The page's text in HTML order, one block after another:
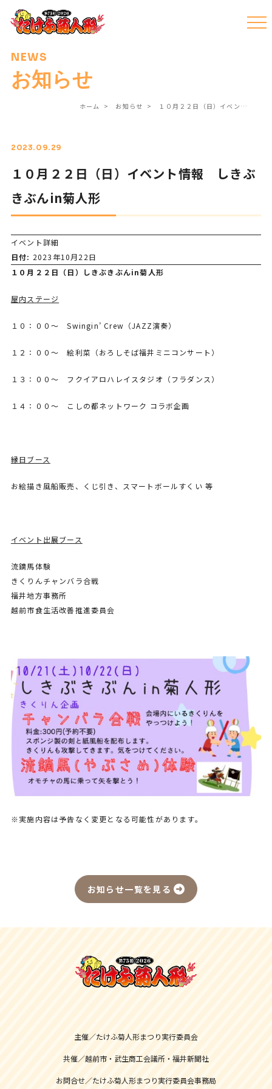
NEWS
お知らせ
ホーム お知らせ １０月２２日（日）イベン…
2023.09.29
１０月２２日（日）イベント情報 しきぶ
きぶんin菊人形
イベント詳細
日付: 2023年10月22日
１０月２２日（日）しきぶきぶんin菊人形
屋内ステージ
１０：００～ Swingin’ Crew（JAZZ演奏）
１２：００～ 絵利菜（おろしそば福井ミニコンサート）
１３：００～ フクイアロハレイスタジオ（フラダンス）
１４：００～ こしの都ネットワーク コラボ企画
縁日ブース
お絵描き風船販売、くじ引き、スマートボールすくい 等
イベント出展ブース
流鏑馬体験
きくりんチャンバラ合戦
福井地方事務所
越前市食生活改善推進委員会
※実施内容は予告なく変更となる可能性があります。
お知らせ一覧を見る
主催／たけふ菊人形まつり実行委員会
共催／越前市・武生商工会議所・福井新聞社
お問合せ／たけふ菊人形まつり実行委員会事務局